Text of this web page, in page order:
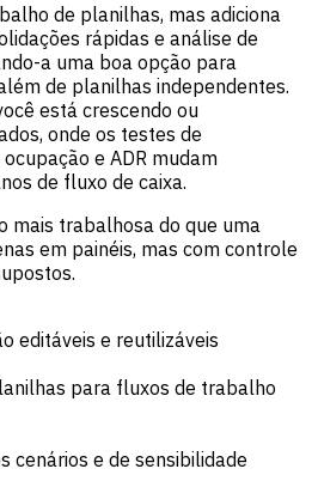
de planilhas, mas adiciona
rápidas e análise de
a uma boa opção para
de planilhas independentes.
está crescendo ou
onde os testes de
e ADR mudam
de fluxo de caixa.
mais trabalhosa do que uma
em painéis, mas com controle
editáveis e reutilizáveis
para fluxos de trabalho
cenários e de sensibilidade